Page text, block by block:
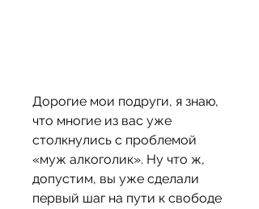
Дорогие мои подруги, я знаю,
что многие из вас уже
столкнулись с проблемой
«муж алкоголик». Ну что ж,
допустим, вы уже сделали
первый шаг на пути к свободе